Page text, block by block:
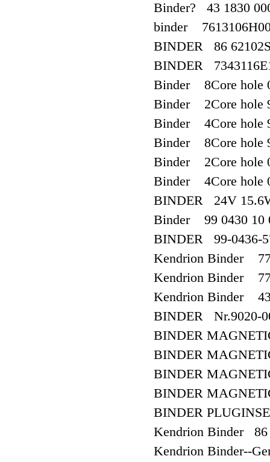
Binder? 43 1830
binder
BINDER 86
BINDER
Binder 8Core hole
Binder 2Core hole
Binder 4Core hole
Binder 8Core hole
Binder 2Core hole
Binder 4Core hole
BINDER 24V
Binder 99 0430 10
BINDER 99-0436-
Kendrion Binder 77
Kendrion Binder
Kendrion Binder
BINDER Nr.9020-
BINDER
BINDER
BINDER
BINDER
BINDER
Kendrion Binder 86
Kendrion Binder--